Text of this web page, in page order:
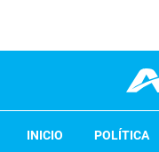
INICIO POLÍTICA